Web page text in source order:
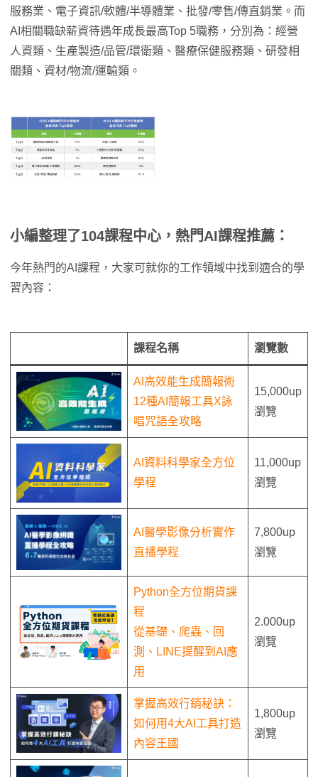
服務業、電子資訊/軟體/半導體業、批發/零售/傳直銷業。而
AI相關職缺薪資待遇年成長最高Top 5職務，分別為：經營
人資類、生產製造/品管/環衛類、醫療保健服務類、研發相
關類、資材/物流/運輸類。
小編整理了104課程中心，熱門AI課程推薦：
今年熱門的AI課程，大家可就你的工作領域中找到適合的學
習內容：
課程名稱 瀏覽數
AI高效能生成簡報術
12種AI簡報工具X詠
唱咒語全攻略
15,000up
瀏覽
AI資料科學家全方位
學程
11,000up
瀏覽
AI醫學影像分析實作
直播學程
7,800up
瀏覽
Python全方位期貨課
程
從基礎、爬蟲、回
測、LINE提醒到AI應
用
2.000up
瀏覽
掌握高效行銷秘訣：
如何用4大AI工具打造
內容王國
1,800up
瀏覽